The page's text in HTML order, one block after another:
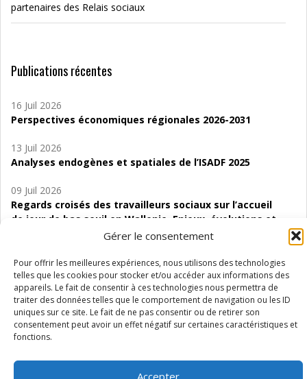
Gérer le consentement
Pour offrir les meilleures expériences, nous utilisons des technologies
telles que les cookies pour stocker et/ou accéder aux informations des
appareils. Le fait de consentir à ces technologies nous permettra de
traiter des données telles que le comportement de navigation ou les ID
uniques sur ce site. Le fait de ne pas consentir ou de retirer son
consentement peut avoir un effet négatif sur certaines caractéristiques et
fonctions.
Accepter
partenaires des Relais sociaux
Publications récentes
16 Juil 2026
Perspectives économiques régionales 2026-2031
13 Juil 2026
Analyses endogènes et spatiales de l’ISADF 2025
09 Juil 2026
Regards croisés des travailleurs sociaux sur l’accueil
de jour de bas seuil en Wallonie. Enjeux, évolutions et
06 Juil 2026
Étude d’évaluabilité des Structures
d’accompagnement à l’autocréation d’emploi (SAACE)
01 Juil 2026
Pénurie du personnel infirmier :quels indicateurs
Wallonie ?